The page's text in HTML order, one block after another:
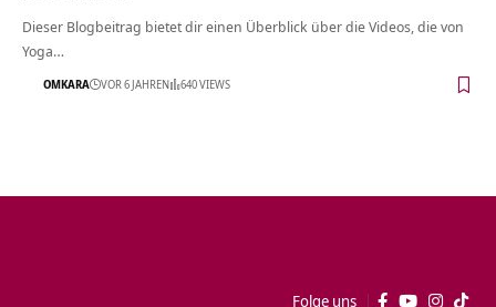
Dieser Blogbeitrag bietet dir einen Überblick über die Videos, die von
Yoga…
OMKARA VOR 6 JAHREN 640 VIEWS
Folge uns